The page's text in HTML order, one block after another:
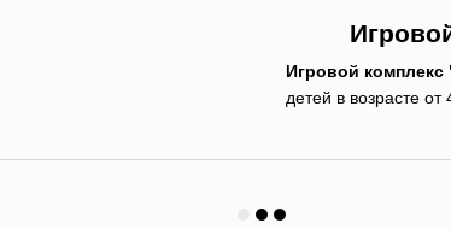
Игровой комплекс
детей в возрасте